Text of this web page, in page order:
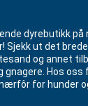
dyrebutikk
Sjekk ut det
og annet
gnagere. Hos oss
for hunder